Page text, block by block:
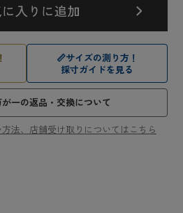
📏サイズの測り方！
採寸ガイドを見る
一の返品・交換について
法、店舗受け取りについてはこちら